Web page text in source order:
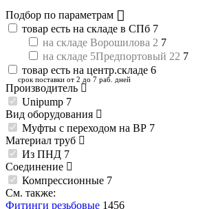
Подбор по параметрам
товар есть на складе в СПб 7
на складе Ворошилова 2 7
на складе 5Предпортовый 22 7
товар есть на центр.складе 6
срок поставки от 2 до 7 раб. дней
Производитель
Unipump 7
Вид оборудования
Муфты с переходом на ВР 7
Материал труб
Из ПНД 7
Соединение
Компрессионные 7
См. также:
Фитинги резьбовые 1456